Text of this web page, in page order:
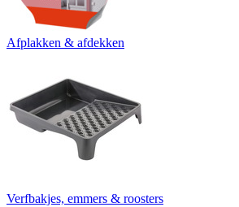
Afplakken & afdekken
Verfbakjes, emmers & roosters